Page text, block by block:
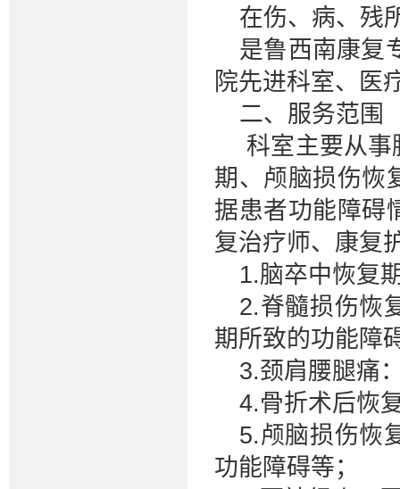
在伤、病、残
是鲁西南康复
院先进科室、医
二、服务范围
科室主要从
期、颅脑损伤恢
据患者功能障碍
复治疗师、康复
1.脑卒中恢复
2.脊髓损伤恢
期所致的功能障
3.颈肩腰腿痛
4.骨折术后恢
5.颅脑损伤恢
功能障碍等；